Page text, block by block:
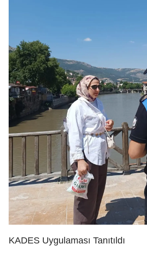
KADES Uygulaması Tanıtıldı